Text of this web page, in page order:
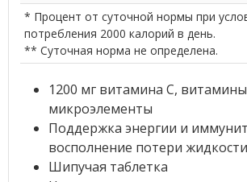
* Процент от суточной нормы при
потребления 2000 калорий в день.
** Суточная норма не определена.
1200 мг витамина C,
микроэлементы
Поддержка энергии и
восполнение потери жидкости
Шипучая таблетка